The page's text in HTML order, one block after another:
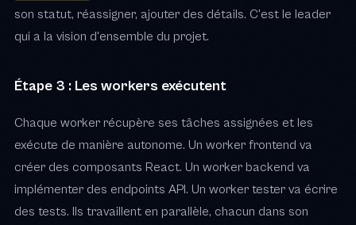
son statut, réassigner, ajouter des détails. C'est le leader
qui a la vision d'ensemble du projet.
Étape 3 : Les workers exécutent
Chaque worker récupère ses tâches assignées et les
exécute de manière autonome. Un worker frontend va
créer des composants React. Un worker backend va
implémenter des endpoints API. Un worker tester va écrire
des tests. Ils travaillent en parallèle, chacun dans son